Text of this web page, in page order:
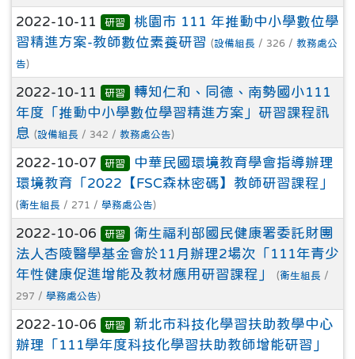
2022-10-11 研習
桃園市 111 年推動中小學數位學
習精進方案-教師數位素養研習 (設備組長 / 326 / 教務處公
告)
2022-10-11 研習
轉知仁和、同德、南勢國小111
年度「推動中小學數位學習精進方案」研習課程訊
息 (設備組長 / 342 / 教務處公告)
2022-10-07 研習
中華民國環境教育學會指導辦理
環境教育「2022【FSC森林密碼】教師研習課程」
(衛生組長 / 271 / 學務處公告)
2022-10-06 研習
衛生福利部國民健康署委託財團
法人杏陵醫學基金會於11月辦理2場次「111年青少
年性健康促進增能及教材應用研習課程」
(衛生組長 /
297 / 學務處公告)
2022-10-06 研習
新北市科技化學習扶助教學中心
辦理「111學年度科技化學習扶助教師增能研習」